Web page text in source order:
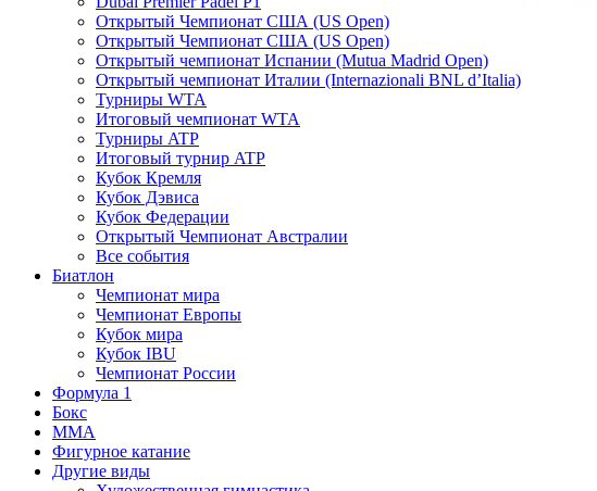
Открытый Чемпионат США (US Open)
Открытый Чемпионат США (US Open)
Открытый чемпионат Испании (Mutua Madrid Open)
Открытый чемпионат Италии (Internazionali BNL d’Italia)
Турниры WTA
Итоговый чемпионат WTA
Турниры ATP
Итоговый турнир ATP
Кубок Кремля
Кубок Дэвиса
Кубок Федерации
Открытый Чемпионат Австралии
Все события
Биатлон
Чемпионат мира
Чемпионат Европы
Кубок мира
Кубок IBU
Чемпионат России
Формула 1
Бокс
MMA
Фигурное катание
Другие виды